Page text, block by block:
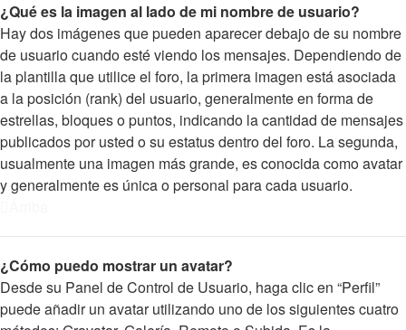
¿Qué es la imagen al lado de mi nombre de usuario?
Hay dos imágenes que pueden aparecer debajo de su nombre
de usuario cuando esté viendo los mensajes. Dependiendo de
la plantilla que utilice el foro, la primera imagen está asociada
a la posición (rank) del usuario, generalmente en forma de
estrellas, bloques o puntos, indicando la cantidad de mensajes
publicados por usted o su estatus dentro del foro. La segunda,
usualmente una imagen más grande, es conocida como avatar
y generalmente es única o personal para cada usuario.
¿Cómo puedo mostrar un avatar?
Desde su Panel de Control de Usuario, haga clic en “Perfil”
puede añadir un avatar utilizando uno de los siguientes cuatro